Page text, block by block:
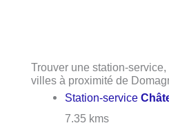
Trouver une station-
villes à proximité de
Station-service
7.35 kms